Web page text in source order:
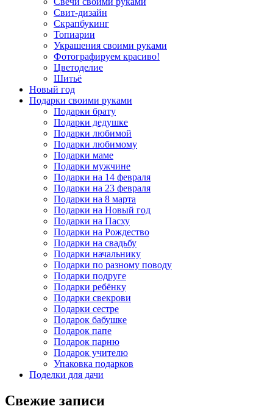
Свит-дизайн
Скрапбукинг
Топиарии
Украшения своими руками
Фотографируем красиво!
Цветоделие
Шитьё
Новый год
Подарки своими руками
Подарки брату
Подарки дедушке
Подарки любимой
Подарки любимому
Подарки маме
Подарки мужчине
Подарки на 14 февраля
Подарки на 23 февраля
Подарки на 8 марта
Подарки на Новый год
Подарки на Пасху
Подарки на Рождество
Подарки на свадьбу
Подарки начальнику
Подарки по разному поводу
Подарки подруге
Подарки ребёнку
Подарки свекрови
Подарки сестре
Подарок бабушке
Подарок папе
Подарок парню
Подарок учителю
Упаковка подарков
Поделки для дачи
Свежие записи